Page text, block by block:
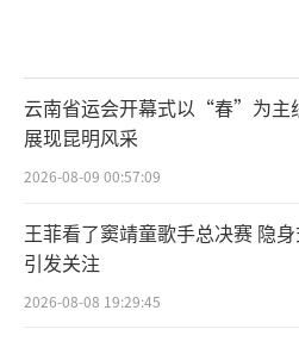
云南省运会开幕式以“春”为主
展现昆明风采
2026-08-09 00:57:09
王菲看了窦靖童歌手总决赛 隐
引发关注
2026-08-08 19:29:45